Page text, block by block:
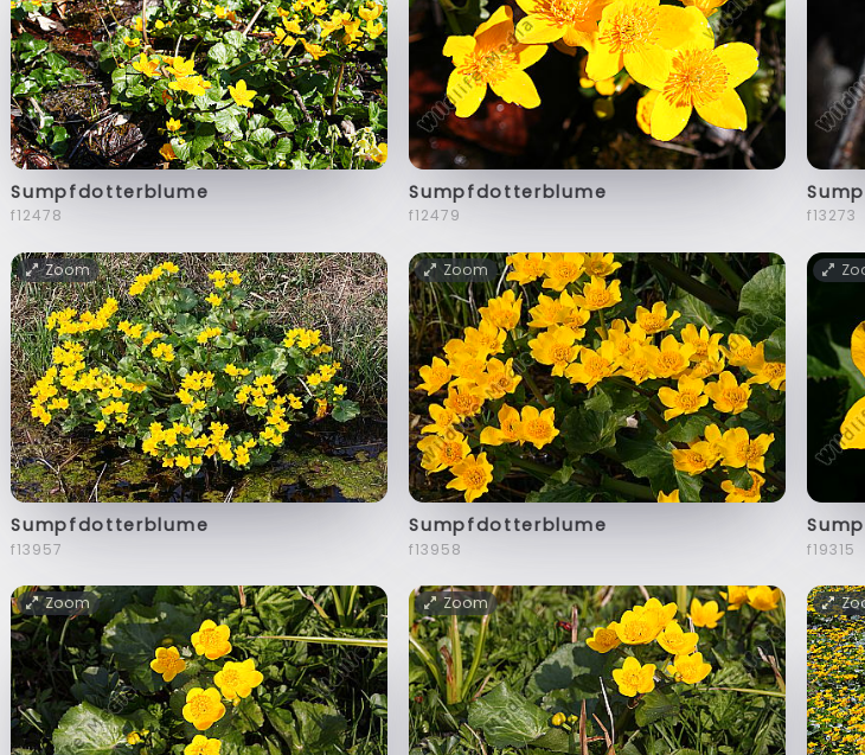
Sumpfdotterblume
f12478
Sumpfdotterblume
f12479 f13273
Zoom
Sumpfdotterblume
f13957
Zoom
Sumpfdotterblume
f13958 f19315
Zoom Zoom